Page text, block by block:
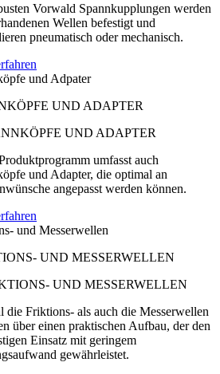
Vorwald Spannkupplungen werden
Wellen befestigt und
pneumatisch oder mechanisch.
und Adpater
UND ADAPTER
umfasst auch
und Adapter, die optimal an
angepasst werden können.
und Messerwellen
UND MESSERWELLEN
die Friktions- als auch die Messerwellen
über einen praktischen Aufbau, der den
Einsatz mit geringem
gewährleistet.